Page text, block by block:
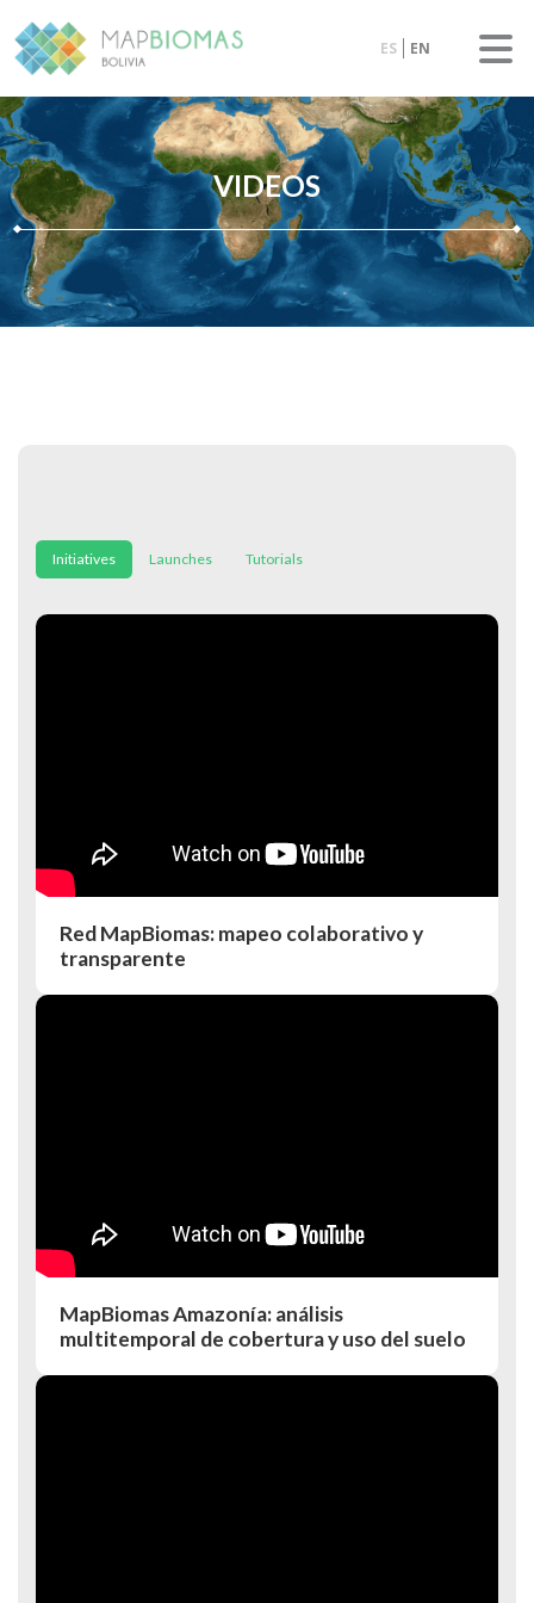
ES EN
VIDEOS
Initiatives Launches Tutorials
Red MapBiomas: mapeo colaborativo y
transparente
MapBiomas Amazonía: análisis
multitemporal de cobertura y uso del suelo